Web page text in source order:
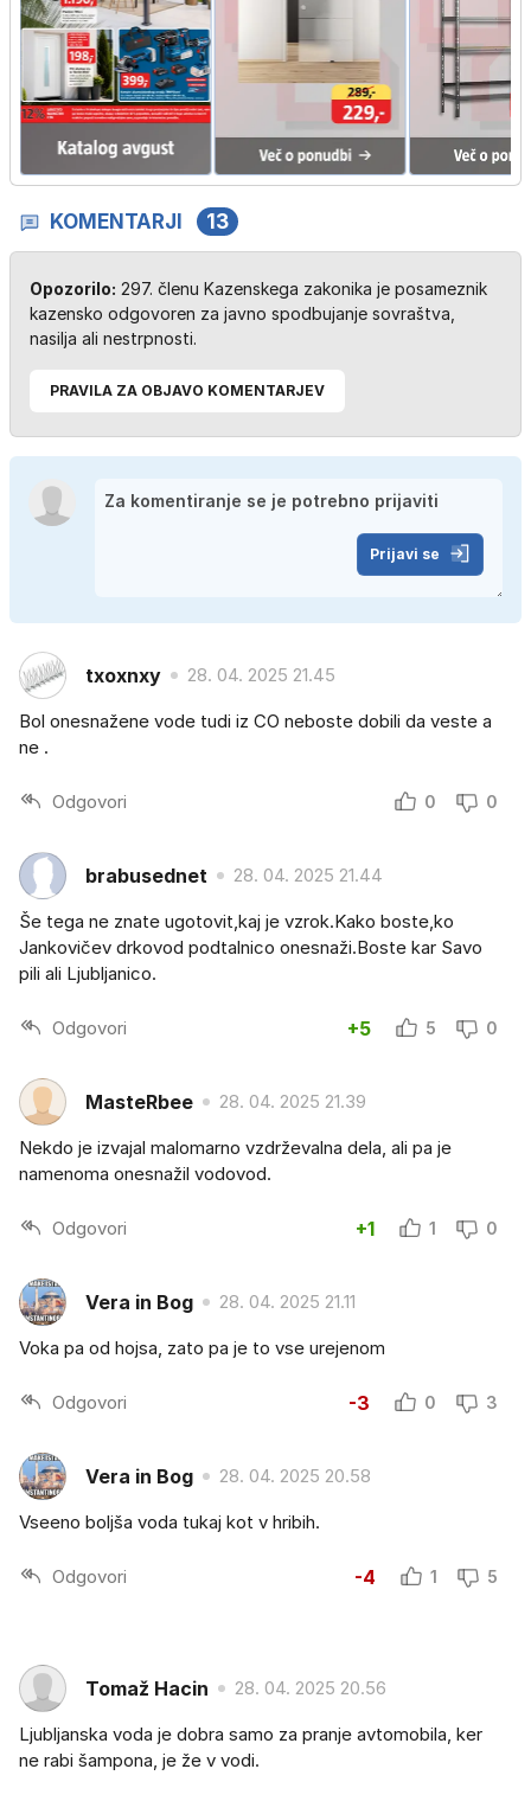
KOMENTARJI 13
Opozorilo: 297. členu Kazenskega zakonika je posameznik
kazensko odgovoren za javno spodbujanje sovraštva,
nasilja ali nestrpnosti.
PRAVILA ZA OBJAVO KOMENTARJEV
Prijavi se
txoxnxy 28. 04. 2025 21.45
Bol onesnažene vode tudi iz CO neboste dobili da veste a
ne .
Odgovori 0 0
brabusednet 28. 04. 2025 21.44
Še tega ne znate ugotovit,kaj je vzrok.Kako boste,ko
Jankovičev drkovod podtalnico onesnaži.Boste kar Savo
pili ali Ljubljanico.
Odgovori +5 5 0
MasteRbee 28. 04. 2025 21.39
Nekdo je izvajal malomarno vzdrževalna dela, ali pa je
namenoma onesnažil vodovod.
Odgovori +1 1 0
Vera in Bog 28. 04. 2025 21.11
Voka pa od hojsa, zato pa je to vse urejenom
Odgovori -3 0 3
Vera in Bog 28. 04. 2025 20.58
Vseeno boljša voda tukaj kot v hribih.
Odgovori -4 1 5
Tomaž Hacin 28. 04. 2025 20.56
Ljubljanska voda je dobra samo za pranje avtomobila, ker
ne rabi šampona, je že v vodi.